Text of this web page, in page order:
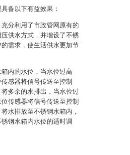
备以下有益效果：
分利用了市政管网原有的
供水方式，并增设了不锈
需求，使生活供水更加节
内的水位，当水位过高
感器将信号传送至控制
多余的水排出，当水位过
传感器将信号传送至控制
水排放至不锈钢水箱内，
钢水箱内水位的适时调